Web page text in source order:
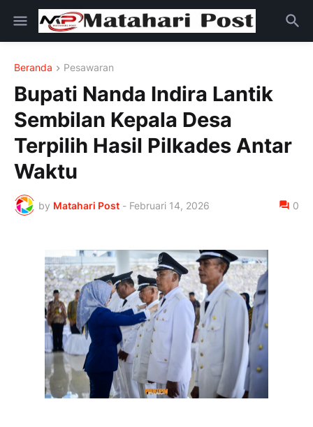
Beranda Pesawaran
Bupati Nanda Indira Lantik
Sembilan Kepala Desa
Terpilih Hasil Pilkades Antar
Waktu
by Matahari Post - Februari 14, 2026 0